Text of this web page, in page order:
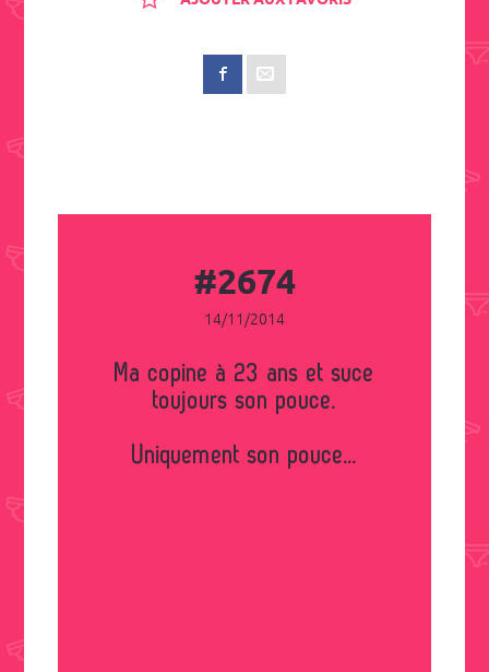
#2674
14/11/2014
Ma copine à 23 ans et suce
toujours son pouce.
Uniquement son pouce...